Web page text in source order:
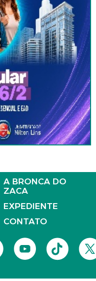
A BRONCA DO
ZACA
EXPEDIENTE
CONTATO